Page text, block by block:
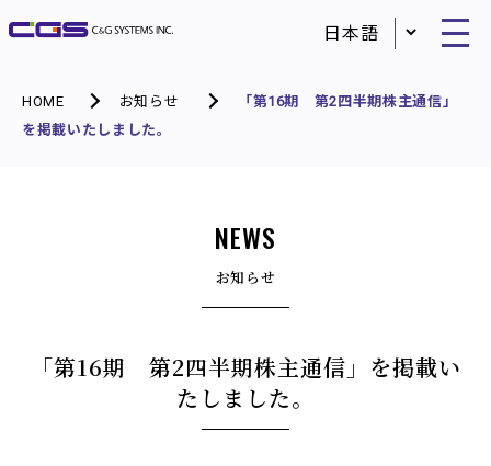
HOME お知らせ
「第16期 第2四半期株主通信」
を掲載いたしました。
NEWS
お知らせ
「第16期 第2四半期株主通信」を掲載い
たしました。